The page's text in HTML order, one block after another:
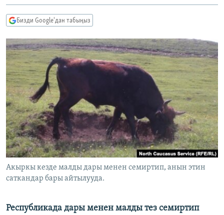
БИЗ ЖАНА ДҮЙНӨ
ДАНИСТЕ
ЭЖЕ-СИҢДИЛЕР
АЗАТТЫК+
ЫҢГАЙСЫЗ СУРООЛОР
ӨЗГӨЧӨ ПИКИР
ОНЛАЙН ШЕРИНЕ
ЭЕ/АРнун бардык сайттары
Бизди Google'дан табыңыз
Акыркы кезде малды дары менен семиртип, анын этин
саткандар бары айтылууда.
Республикада дары менен малды тез семиртип